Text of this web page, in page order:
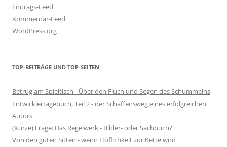
Eintrags-Feed
Kommentar-Feed
WordPress.org
TOP-BEITRÄGE UND TOP-SEITEN
Betrug am Spieltisch - Über den Fluch und Segen des Schummelns
Entwicklertagebuch, Teil 2 - der Schaffensweg eines erfolgreichen
Autors
(Kurze) Frage: Das Regelwerk - Bilder- oder Sachbuch?
Von den guten Sitten - wenn Höflichkeit zur Kette wird